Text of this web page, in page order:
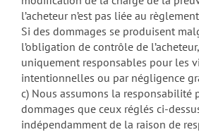
l’acheteur n’est pas liée au
Si des dommages se produisent
l’obligation de contrôle de
uniquement responsables pour les
intentionnelles ou par négligence
c) Nous assumons la responsabilité
dommages que ceux réglés ci-
indépendamment de la raison de